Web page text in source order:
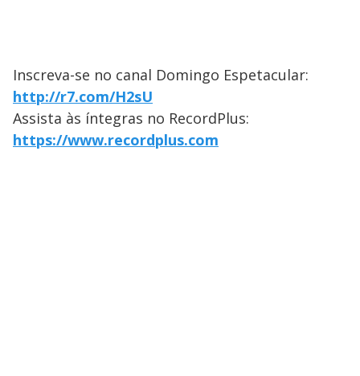
Inscreva-se no canal Domingo Espetacular:
http://r7.com/H2sU
Assista às íntegras no RecordPlus:
https://www.recordplus.com